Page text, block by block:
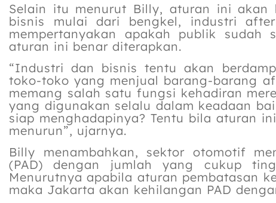
Selain itu menurut Billy, aturan ini akan
bisnis mulai dari bengkel, industri
mempertanyakan apakah publik sudah
aturan ini benar diterapkan.
“Industri dan bisnis tentu akan
toko-toko yang menjual barang-barang
memang salah satu fungsi kehadiran
yang digunakan selalu dalam keadaan
siap menghadapinya? Tentu bila aturan
menurun”, ujarnya.
Billy menambahkan, sektor otomotif
(PAD) dengan jumlah yang cukup
Menurutnya apabila aturan pembatasan
maka Jakarta akan kehilangan PAD